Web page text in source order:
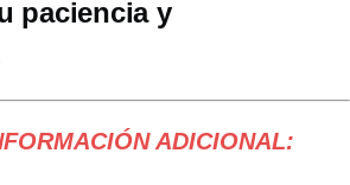
paciencia y
ADICIONAL: